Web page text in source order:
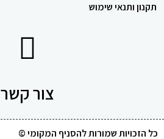
תקנון ותנאי שימוש
צור קשר
כל הזכויות שמורות להסניף המקומי ©​